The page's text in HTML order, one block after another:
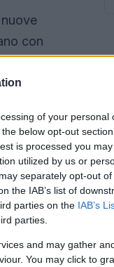
of your personal
below opt-out
is processed you may
utilized by us or
separately opt-out of
the IAB’s list of
parties on the IAB’s
parties.
and may gather
You may click to
con